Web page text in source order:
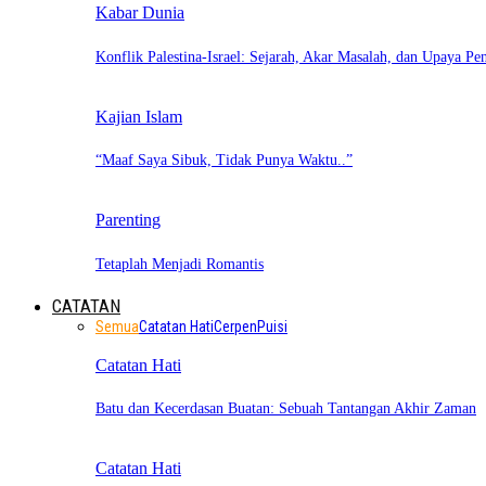
Kabar Dunia
Konflik Palestina-Israel: Sejarah, Akar Masalah, dan Upaya
Kajian Islam
“Maaf Saya Sibuk, Tidak Punya Waktu..”
Parenting
Tetaplah Menjadi Romantis
CATATAN
SemuaCatatan HatiCerpenPuisi
Catatan Hati
Batu dan Kecerdasan Buatan: Sebuah Tantangan Akhir Zaman
Catatan Hati